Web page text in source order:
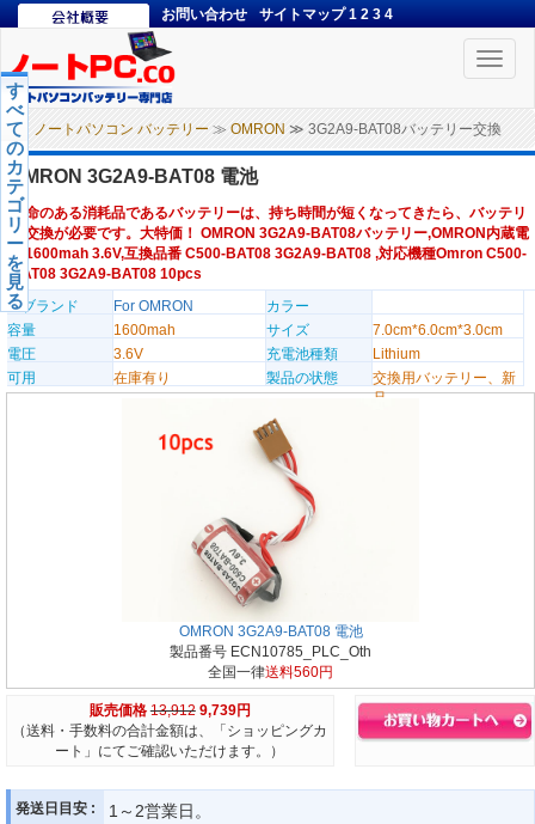
お問い合わせ サイトマップ 1 2 3 4
Toggle
ノートパソコン バッテリー ≫ OMRON ≫ 3G2A9-BAT08バッテリー交換
す
べ
て
の
カ
テ
ゴ
リ
ー
を
見
る
OMRON 3G2A9-BAT08 電池
寿命のある消耗品であるバッテリーは、持ち時間が短くなってきたら、バッテリ
ー交換が必要です。大特価！ OMRON 3G2A9-BAT08バッテリー,OMRON内蔵電
池1600mah 3.6V,互換品番 C500-BAT08 3G2A9-BAT08 ,対応機種Omron C500-
BAT08 3G2A9-BAT08 10pcs
のブランド
For OMRON
カラー
容量
1600mah サイズ
7.0cm*6.0cm*3.0cm
電圧
3.6V 充電池種類
Lithium
可用
在庫有り 製品の状態
交換用バッテリー、新
品
OMRON 3G2A9-BAT08 電池
製品番号 ECN10785_PLC_Oth
全国一律送料560円
販売価格 13,912 9,739円
（送料・手数料の合計金額は、「ショッピングカ
ート」にてご確認いただけます。）
発送日目安 : 1～2営業日。